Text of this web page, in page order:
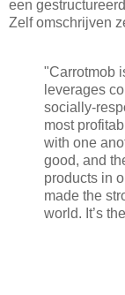
een
Zelf omschrijven
"Carrotmob
leverages
socially-
most
with one
good, and
products in
made the
world. It’s